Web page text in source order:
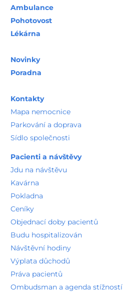
Ambulance
Pohotovost
Lékárna
Novinky
Poradna
Kontakty
Mapa nemocnice
Parkování a doprava
Sídlo společnosti
Pacienti a návštěvy
Jdu na návštěvu
Kavárna
Pokladna
Ceníky
Objednací doby pacientů
Budu hospitalizován
Návštěvní hodiny
Výplata důchodů
Práva pacientů
Ombudsman a agenda stížností